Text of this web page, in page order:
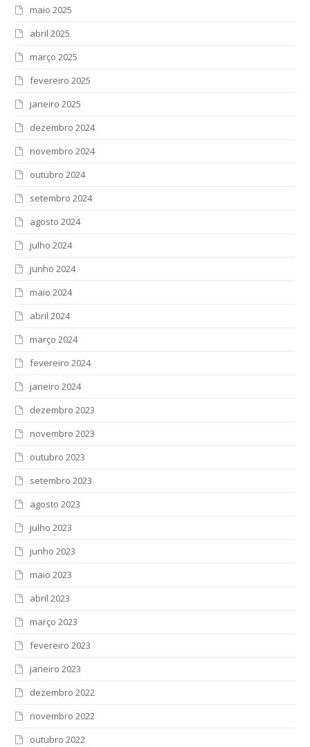
maio 2025
abril 2025
março 2025
fevereiro 2025
janeiro 2025
dezembro 2024
novembro 2024
outubro 2024
setembro 2024
agosto 2024
julho 2024
junho 2024
maio 2024
abril 2024
março 2024
fevereiro 2024
janeiro 2024
dezembro 2023
novembro 2023
outubro 2023
setembro 2023
agosto 2023
julho 2023
junho 2023
maio 2023
abril 2023
março 2023
fevereiro 2023
janeiro 2023
dezembro 2022
novembro 2022
outubro 2022